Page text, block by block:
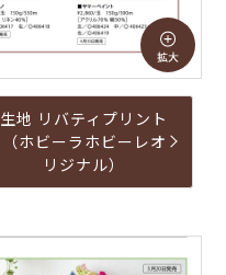
生地 リバティプリント
（ホビーラホビーレオ
リジナル）